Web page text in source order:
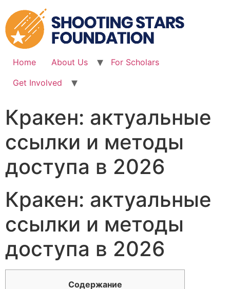
to
content
Home About Us
For Scholars
Get Involved
Кракен: актуальные
ссылки и методы
доступа в 2026
Кракен: актуальные
ссылки и методы
доступа в 2026
Содержание